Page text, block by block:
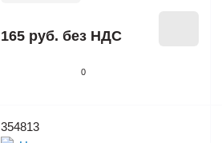
0
165 руб. без НДС
354813